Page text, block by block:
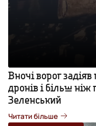
Вночі ворог
дронів і більш ніж
Зеленський
Читати більше